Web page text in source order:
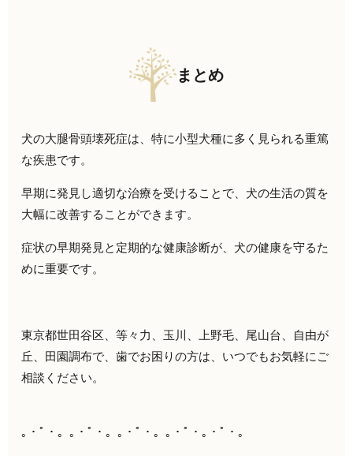
まとめ
犬の大腿骨頭壊死症は、特に小型犬種に多く見られる重篤
な疾患です。
早期に発見し適切な治療を受けることで、犬の生活の質を
大幅に改善することができます。
症状の早期発見と定期的な健康診断が、犬の健康を守るた
めに重要です。
東京都世田谷区、等々力、玉川、上野毛、尾山台、自由が
丘、田園調布で、歯でお困りの方は、いつでもお気軽にご
相談ください。
｡・ﾟ・。｡・ﾟ・。｡・ﾟ・。｡・ﾟ・｡・ﾟ・。